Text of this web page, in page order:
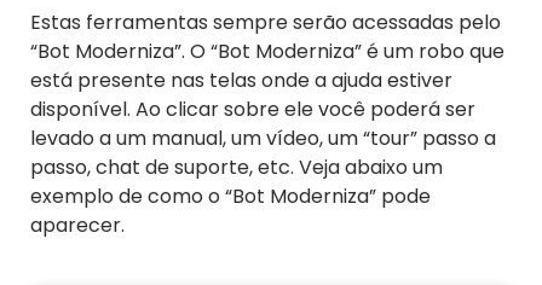
Estas ferramentas sempre serão acessadas pelo
“Bot Moderniza”. O “Bot Moderniza” é um robo que
está presente nas telas onde a ajuda estiver
disponível. Ao clicar sobre ele você poderá ser
levado a um manual, um vídeo, um “tour” passo a
passo, chat de suporte, etc. Veja abaixo um
exemplo de como o “Bot Moderniza” pode
aparecer.